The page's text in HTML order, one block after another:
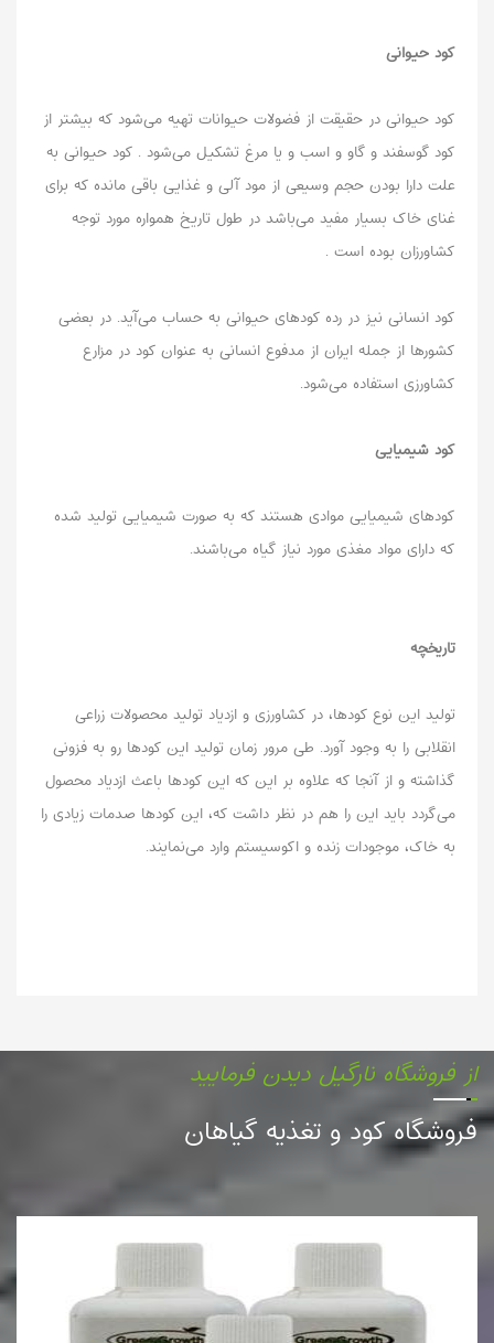
کود حیوانی
کود حیوانی در حقیقت از فضولات حیوانات تهیه می‌شود که بیشتر از
کود گوسفند و گاو و اسب و یا مرغ تشکیل می‌شود . کود حیوانی به
علت دارا بودن حجم وسیعی از مود آلی و غذایی باقی مانده که برای
غنای خاک بسیار مفید می‌باشد در طول تاریخ همواره مورد توجه
کشاورزان بوده است .
کود انسانی نیز در رده کودهای حیوانی به حساب می‌آید. در بعضی
کشورها از جمله ایران از مدفوع انسانی به عنوان کود در مزارع
کشاورزی استفاده می‌شود.
کود شیمیایی
کودهای شیمیایی موادی هستند که به صورت شیمیایی تولید شده
که دارای مواد مغذی مورد نیاز گیاه می‌باشند.
تاریخچه
تولید این نوع کودها، در کشاورزی و ازدیاد تولید محصولات زراعی
انقلابی را به وجود آورد. طی مرور زمان تولید این کودها رو به فزونی
گذاشته و از آنجا که علاوه بر این که این کودها باعث ازدیاد محصول
می‌گردد باید این را هم در نظر داشت که، این کودها صدمات زیادی را
به خاک، موجودات زنده و اکوسیستم وارد می‌نمایند.
از فروشگاه نارگیل دیدن فرمایید
فروشگاه کود و تغذیه گیاهان